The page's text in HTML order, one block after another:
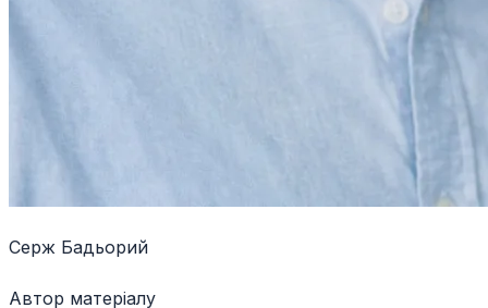
Серж Бадьорий
Автор матеріалу